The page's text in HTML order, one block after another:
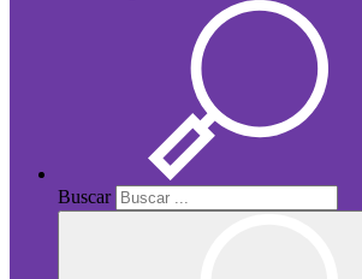
Buscar